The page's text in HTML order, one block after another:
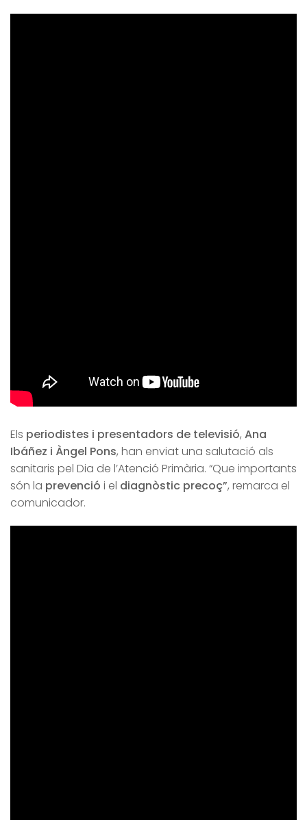
Els periodistes i presentadors de televisió, Ana
Ibáñez i Àngel Pons, han enviat una salutació als
sanitaris pel Dia de l’Atenció Primària. “Que importants
són la prevenció i el diagnòstic precoç”, remarca el
comunicador.